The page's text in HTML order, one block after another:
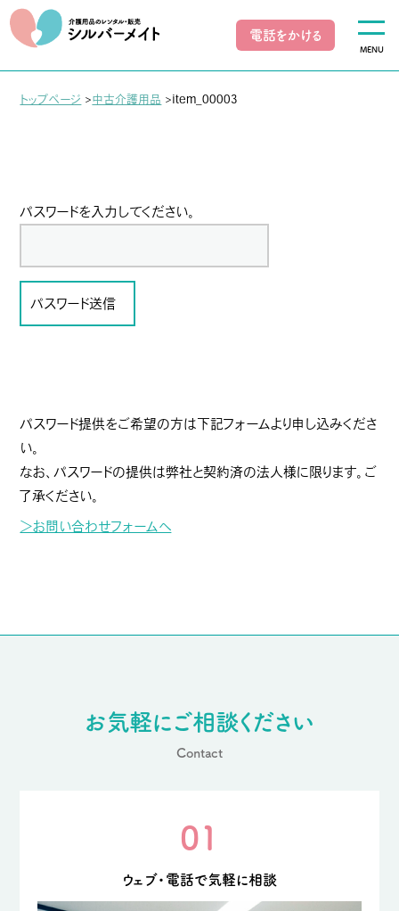
電話をかける
MENU
トップページ >中古介護用品 >item_00003
パスワードを入力してください。
パスワード提供をご希望の方は下記フォームより申し込みくださ
い。
なお、パスワードの提供は弊社と契約済の法人様に限ります。ご
了承ください。
＞お問い合わせフォームへ
お気軽にご相談ください
Contact
01
ウェブ・電話で気軽に相談